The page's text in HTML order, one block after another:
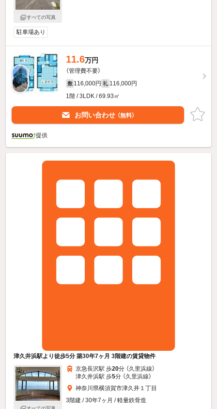
すべての写真
駐車場あり
11.6万円
（管理費不要）
敷 116,000円 礼 116,000円
1階 / 3LDK / 69.93㎡
お問い合わせ （無料）
提供
津久井浜駅より徒歩5分 築30年7ヶ月 3階建の賃貸物件
京急長沢駅 歩20分 （久里浜線）
津久井浜駅 歩5分 （久里浜線）
神奈川県横須賀市津久井１丁目
3階建 / 30年7ヶ月 / 軽量鉄骨造